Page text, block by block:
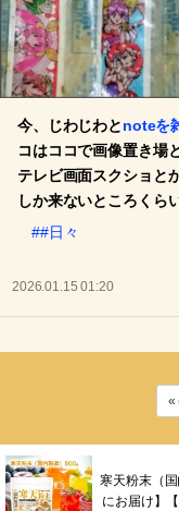
今、じわじわとnoteを
コはココで画像置き場
テレビ画面スクショと
しか来ないところくら
##日々
2026.01.15 01:20
«
寒天粉末（
にお届け】